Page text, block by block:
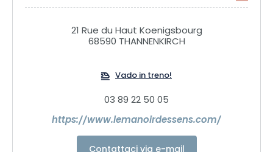
21 Rue du Haut Koenigsbourg
68590 THANNENKIRCH
Vado in treno!
03 89 22 50 05
https://www.lemanoirdessens.com/